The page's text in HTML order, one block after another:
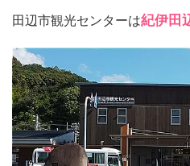
田辺市観光センターは紀伊田